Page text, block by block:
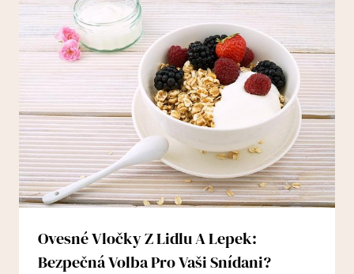
Ovesné Vločky Z Lidlu A Lepek:
Bezpečná Volba Pro Vaši Snídani?